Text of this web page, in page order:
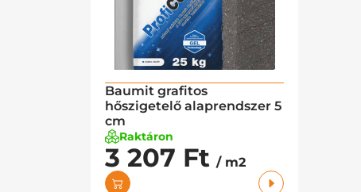
Baumit grafitos
hőszigetelő alaprendszer 5
cm
Raktáron
3 207 Ft / m2